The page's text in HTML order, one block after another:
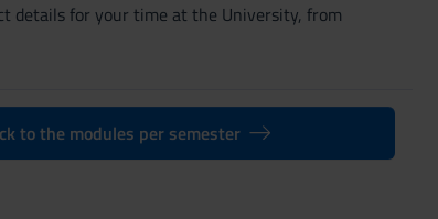
details for your time at the University, from
to the modules per semester